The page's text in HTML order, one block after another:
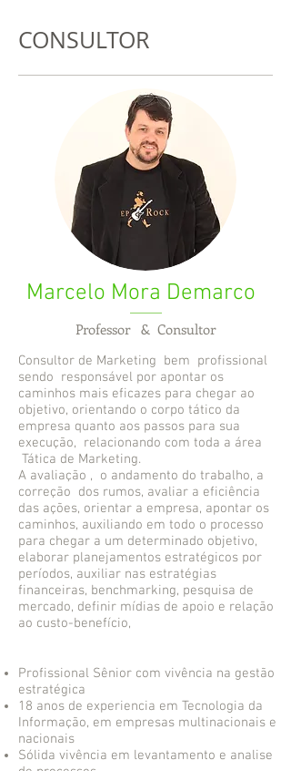
CONSULTOR
Marcelo Mora Demarco
Professor & Consultor
Consultor de Marketing bem profissional
sendo responsável por apontar os
caminhos mais eficazes para chegar ao
objetivo, orientando o corpo tático da
empresa quanto aos passos para sua
execução, relacionando com toda a área
Tática de Marketing.
A avaliação , o andamento do trabalho, a
correção dos rumos, avaliar a eficiência
das ações, orientar a empresa, apontar os
caminhos, auxiliando em todo o processo
para chegar a um determinado objetivo,
elaborar planejamentos estratégicos por
períodos, auxiliar nas estratégias
financeiras, benchmarking, pesquisa de
mercado, definir mídias de apoio e relação
ao custo-benefício,
Profissional Sênior com vivência na gestão
estratégica
18 anos de experiencia em Tecnologia da
Informação, em empresas multinacionais e
nacionais
Sólida vivência em levantamento e analise